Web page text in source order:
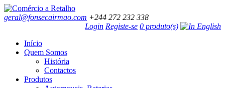
geral@fonsecairmao.com +244 272 232 338
Login Registe-se 0 produto(s)
Início
Quem Somos
História
Contactos
Produtos